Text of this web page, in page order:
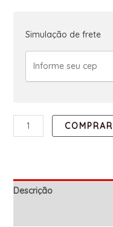
Simulação de frete
COMPRAR
Descrição